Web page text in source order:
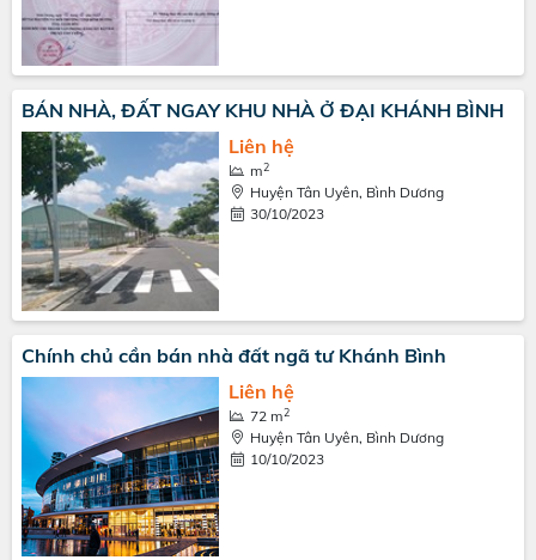
BÁN NHÀ, ĐẤT NGAY KHU NHÀ Ở ĐẠI KHÁNH BÌNH
Liên hệ
m2
Huyện Tân Uyên, Bình Dương
30/10/2023
Chính chủ cần bán nhà đất ngã tư Khánh Bình
Liên hệ
72 m2
Huyện Tân Uyên, Bình Dương
10/10/2023